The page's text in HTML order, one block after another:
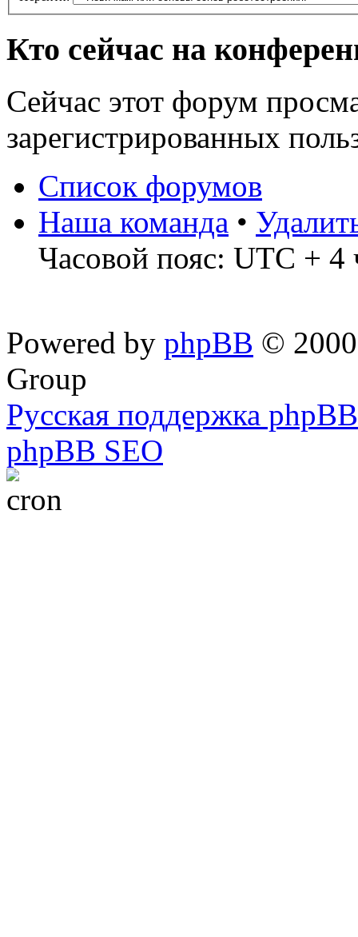
Кто сейчас на
Сейчас этот форум
зарегистрированных
Список форумов
Наша команда •
Часовой пояс: UTC + 4
Powered by phpBB ©
Group
Русская поддержка phpBB
phpBB SEO